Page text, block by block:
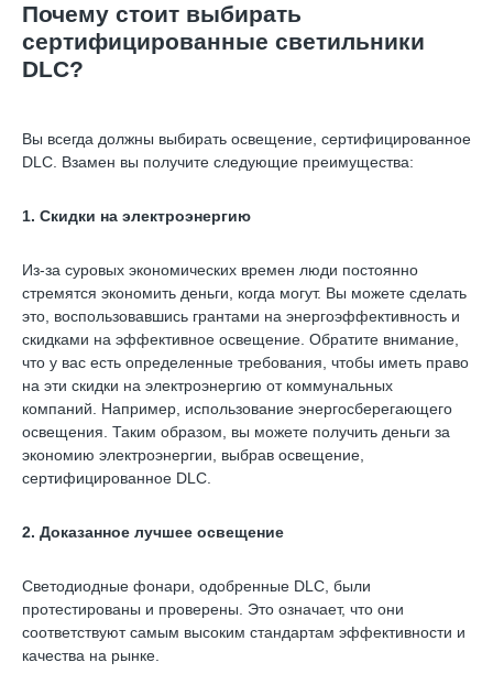
Почему стоит выбирать
сертифицированные светильники
DLC?
Вы всегда должны выбирать освещение, сертифицированное
DLC. Взамен вы получите следующие преимущества:
1. Скидки на электроэнергию
Из-за суровых экономических времен люди постоянно
стремятся экономить деньги, когда могут. Вы можете сделать
это, воспользовавшись грантами на энергоэффективность и
скидками на эффективное освещение. Обратите внимание,
что у вас есть определенные требования, чтобы иметь право
на эти скидки на электроэнергию от коммунальных
компаний. Например, использование энергосберегающего
освещения. Таким образом, вы можете получить деньги за
экономию электроэнергии, выбрав освещение,
сертифицированное DLC.
2. Доказанное лучшее освещение
Светодиодные фонари, одобренные DLC, были
протестированы и проверены. Это означает, что они
соответствуют самым высоким стандартам эффективности и
качества на рынке.